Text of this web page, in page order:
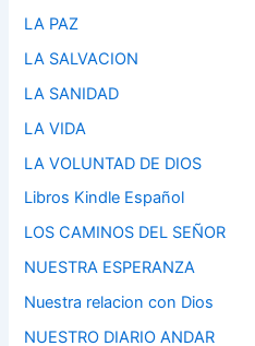
LA PAZ
LA SALVACION
LA SANIDAD
LA VIDA
LA VOLUNTAD DE DIOS
Libros Kindle Español
LOS CAMINOS DEL SEÑOR
NUESTRA ESPERANZA
Nuestra relacion con Dios
NUESTRO DIARIO ANDAR